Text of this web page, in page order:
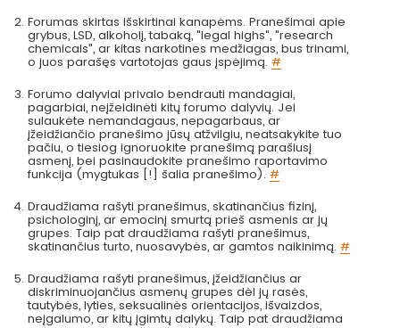
Forumas skirtas išskirtinai kanapėms. Pranešimai apie
grybus, LSD, alkoholį, tabaką, "legal highs", "research
chemicals", ar kitas narkotines medžiagas, bus trinami,
o juos parašęs vartotojas gaus įspėjimą.#
Forumo dalyviai privalo bendrauti mandagiai,
pagarbiai, neįžeidinėti kitų forumo dalyvių. Jei
sulaukėte nemandagaus, nepagarbaus, ar
įžeidžiančio pranešimo jūsų atžvilgiu, neatsakykite tuo
pačiu, o tiesiog ignoruokite pranešimą parašiusį
asmenį, bei pasinaudokite pranešimo raportavimo
funkcija (mygtukas [!] šalia pranešimo).#
Draudžiama rašyti pranešimus, skatinančius fizinį,
psichologinį, ar emocinį smurtą prieš asmenis ar jų
grupes. Taip pat draudžiama rašyti pranešimus,
skatinančius turto, nuosavybės, ar gamtos naikinimą.#
Draudžiama rašyti pranešimus, įžeidžiančius ar
diskriminuojančius asmenų grupes dėl jų rasės,
tautybės, lyties, seksualinės orientacijos, išvaizdos,
neįgalumo, ar kitų įgimtų dalykų. Taip pat draudžiama